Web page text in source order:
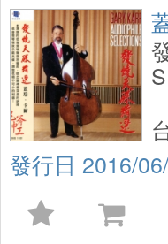
2016/